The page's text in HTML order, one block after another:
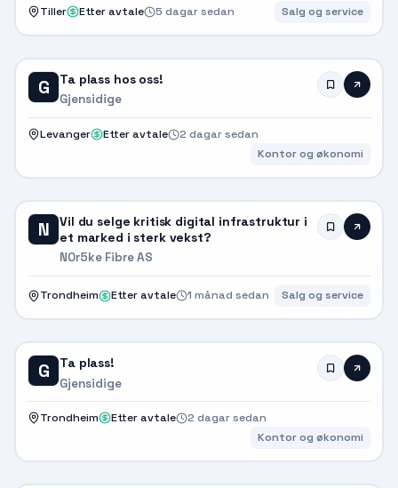
Tiller Etter avtale 5 dagar sedan Salg og service
G Ta plass hos oss!
Gjensidige
Levanger Etter avtale
2 dagar sedan
Kontor og økonomi
N
Vil du selge kritisk digital infrastruktur i
et marked i sterk vekst?
N0r5ke Fibre AS
Trondheim Etter avtale 1 månad sedan Salg og service
G Ta plass!
Gjensidige
Trondheim Etter avtale
2 dagar sedan
Kontor og økonomi